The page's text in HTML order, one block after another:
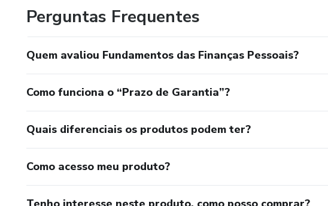
Registre todos os gastos mensais:
Alimentação
Transporte
Assinaturas
Perguntas Frequentes
Quem avaliou Fundamentos das Finanças Pessoais?
Como funciona o “Prazo de Garantia”?
Quais diferenciais os produtos podem ter?
Como acesso meu produto?